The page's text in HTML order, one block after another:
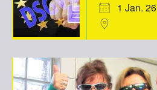
1 Jan. 26